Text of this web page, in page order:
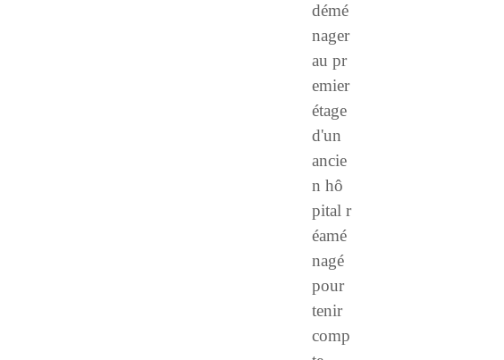
démé
nager
au pr
emier
étage
d'un
ancie
n hô
pital r
éamé
nagé
pour
tenir
comp